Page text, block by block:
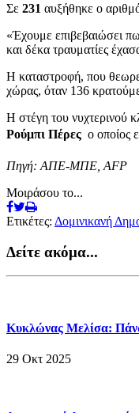
Σε 231 αυξήθηκε ο
«Έχουμε επιβεβαιώσει
και δέκα τραυματίες
Η καταστροφή, που
χώρας, όταν 136
Η στέγη του νυχτερινού
Ρούμπι Πέρες  ο
Πηγή: ΑΠΕ-ΜΠΕ, AFP
Μοιράσου το...
Ετικέτες: Δομινικανή
Δείτε ακόμα...
Κυκλώνας Μελίσα:
29 Οκτ 2025